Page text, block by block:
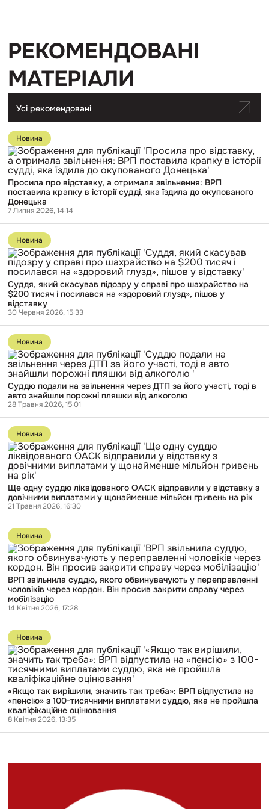
РЕКОМЕНДОВАНІ
МАТЕРІАЛИ
Усі рекомендовані
Перейти
до
публікації
Просила
про
відставку,
отримала
звільнення:
ВРП
поставила
крапку
історії
судді,
яка
їздила
до
окупованого
Донецька
Новина
Просила про відставку, а отримала звільнення: ВРП
поставила крапку в історії судді, яка їздила до окупованого
Донецька
7 Липня 2026, 14:14
Перейти
до
публікації
Суддя,
який
скасував
підозру
справі
про
шахрайство
на
$200
тисяч
посилався
на
«здоровий
глузд»,
пішов
у
відставку
Новина
Суддя, який скасував підозру у справі про шахрайство на
$200 тисяч і посилався на «здоровий глузд», пішов у
відставку
30 Червня 2026, 15:33
Перейти
до
публікації
Суддю
подали
на
звільнення
через
ДТП
за
його
участі,
тоді
авто
знайшли
порожні
пляшки
від
алкоголю
Новина
Суддю подали на звільнення через ДТП за його участі, тоді в
авто знайшли порожні пляшки від алкоголю
28 Травня 2026, 15:01
Перейти
до
публікації
Ще
одну
суддю
ліквідованого
ОАСК
відправили
відставку
довічними
виплатами
щонайменше
мільйон
гривень
на
рік
Новина
Ще одну суддю ліквідованого ОАСК відправили у відставку з
довічними виплатами у щонайменше мільйон гривень на рік
21 Травня 2026, 16:30
Перейти
до
публікації
ВРП
звільнила
суддю,
якого
обвинувачують
переправленні
чоловіків
через
кордон.
Він
просив
закрити
справу
через
мобілізацію
Новина
ВРП звільнила суддю, якого обвинувачують у переправленні
чоловіків через кордон. Він просив закрити справу через
мобілізацію
14 Квітня 2026, 17:28
Перейти
до
публікації
«Якщо
так
вирішили,
значить
так
треба»:
ВРП
відпустила
на
100-
Новина
«Якщо так вирішили, значить так треба»: ВРП відпустила на
«пенсію» з 100-тисячними виплатами суддю, яка не пройшла
кваліфікаційне оцінювання
8 Квітня 2026, 13:35